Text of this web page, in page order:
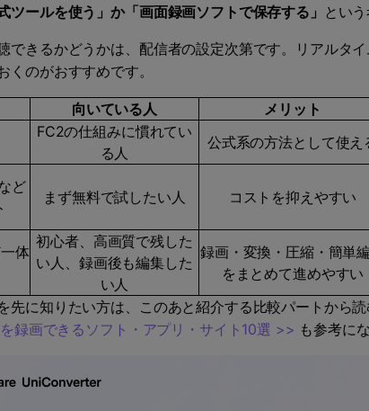
式ツールを使う」か「画面録画ソフトで保存する」 とい
できるかどうかは、配信者の設定次第です。リアルタ
のがおすすめです。
向いている人 メリット
FC2の仕組みに慣れてい
る人
公式系の方法として使え
ど
まず無料で試したい人 コストを抑えやすい
体
初心者、高画質で残した
い人、録画後も編集した
い人
録画・変換・圧縮・簡単
をまとめて進めやすい
先に知りたい方は、このあと紹介する比較パートから
録画できるソフト・アプリ・サイト10選 >> も参考に